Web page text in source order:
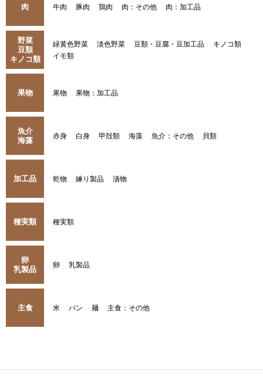
肉 牛肉 豚肉 鶏肉 肉：その他 肉：加工品
野菜
豆類
キノコ類
緑黄色野菜 淡色野菜 豆類・豆腐・豆加工品
キノコ類
イモ類
果物 果物 果物：加工品
魚介
海藻
赤身 白身 甲殻類 海藻 魚介：その他 貝類
加工品 乾物 練り製品 漬物
種実類 種実類
卵
乳製品
卵 乳製品
主食 米 パン 麺 主食：その他